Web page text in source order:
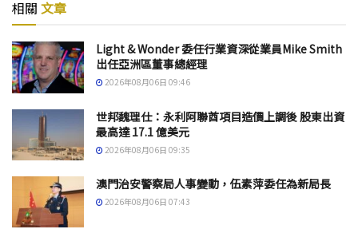
相關 文章
Light & Wonder 委任行業資深從業員Mike Smith
出任亞洲區董事總經理
2026年08月06日 09:46
世邦魏理仕：永利阿聯酋項目造價上調後 股東出資
最高達 17.1 億美元
2026年08月06日 09:35
澳門治安警察局人事變動，伍素萍委任為新局長
2026年08月06日 07:43